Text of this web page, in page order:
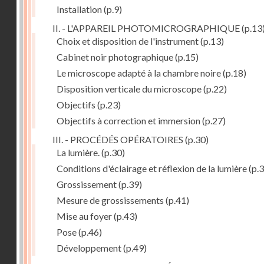
Installation(p.9)
II. - L'APPAREIL PHOTOMICROGRAPHIQUE
Choix et disposition de l'instrument(p.13)
Cabinet noir photographique(p.15)
Le microscope adapté à la chambre noire(p.18)
Disposition verticale du microscope(p.22)
Objectifs (p.23)
Objectifs à correction et immersion(p.27)
III. - PROCÉDÉS OPÉRATOIRES (p.30)
La lumière.(p.30)
Conditions d'éclairage et réflexion de la lumière
Grossissement(p.39)
Mesure de grossissements (p.41)
Mise au foyer(p.43)
Pose(p.46)
Développement(p.49)